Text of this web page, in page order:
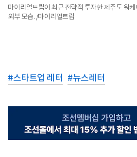
마이리얼트립이 최근 전략적 투자한 제주도 워
외부 모습. /마이리얼트립
#스타트업 레터 #뉴스레터